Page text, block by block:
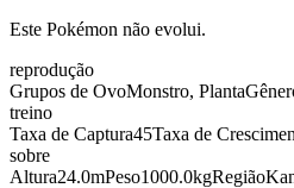
Este Pokémon não evolui.
reprodução
Grupos de OvoMonstro, Planta
treino
Taxa de Captura45Taxa de
sobre
Altura24.0mPeso1000.0kgRegião